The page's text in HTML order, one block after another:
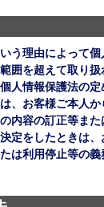
う理由によって
囲を超えて取り
人情報保護法の
、お客様ご本人
内容の訂正等ま
定をしたときは、
は利用停止等の